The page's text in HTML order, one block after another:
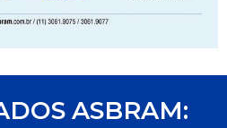
ASBRAM: